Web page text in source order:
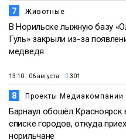
7 Животные
В Норильске лыжную базу
Гуль» закрыли из-за
медведя
13:10 06 августа 301
8 Проекты Медиакомпании
Барнаул обошёл Красноярск
списке городов, откуда
норильчане